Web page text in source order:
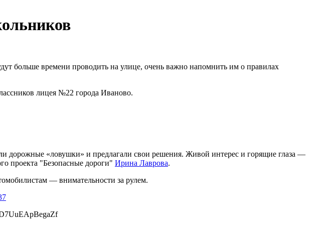
больше времени проводить на улице, очень важно напомнить им о правилах
лицея №22 города Иваново.
дорожные «ловушки» и предлагали свои решения. Живой интерес и горящие глаза —
проекта "Безопасные дороги" Ирина Лаврова.
— внимательности за рулем.